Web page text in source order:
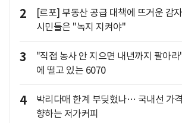
2
[르포] 부동산 공급 대책에 뜨거운 감
시민들은 "녹지 지켜야"
3
"직접 농사 안 지으면 내년까지 팔아
에 떨고 있는 6070
4
박리다매 한계 부딪혔나… 국내선 가
향하는 저가커피